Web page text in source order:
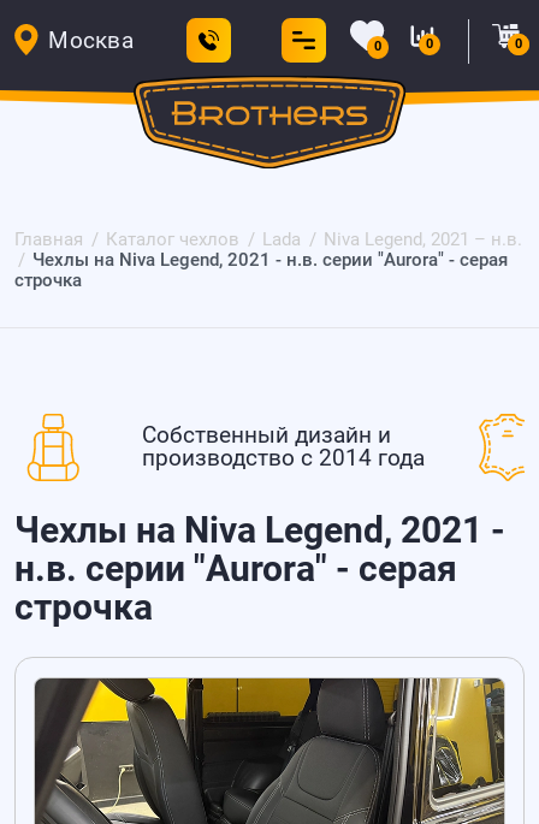
Москва 0 0 0
Главная Каталог чехлов Lada
Niva Legend, 2021 – н.в.
Чехлы на Niva Legend, 2021 - н.в. серии "Aurora" - серая
строчка
Собственный дизайн и
производство с 2014 года
Чехлы на Niva Legend, 2021 -
н.в. серии "Aurora" - серая
строчка